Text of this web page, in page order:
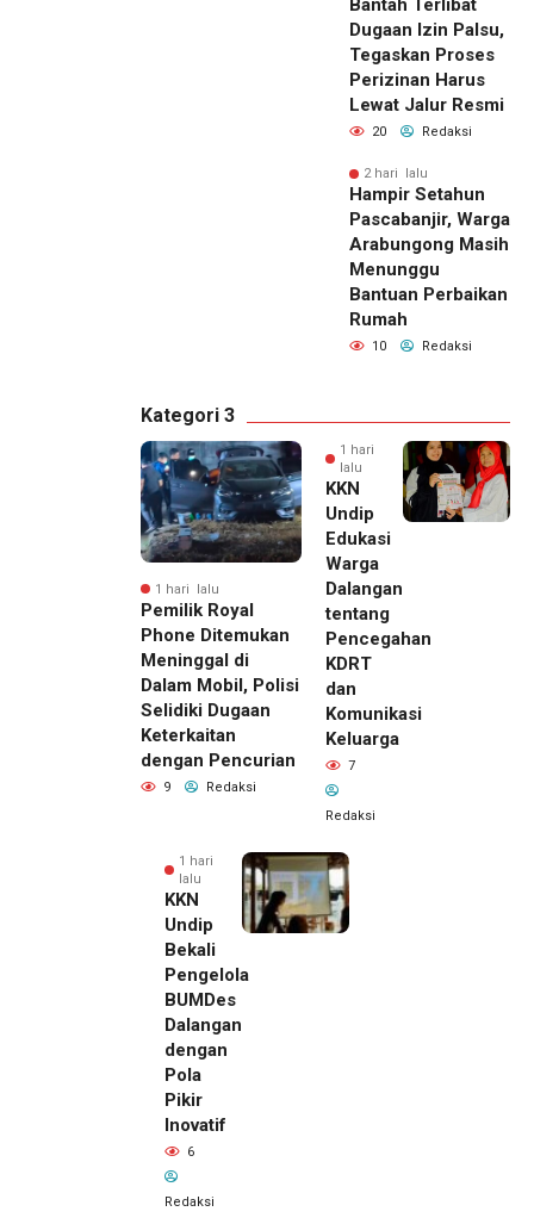
Bantah Terlibat
Dugaan Izin Palsu,
Tegaskan Proses
Perizinan Harus
Lewat Jalur Resmi
20 Redaksi
2 hari lalu
Hampir Setahun
Pascabanjir, Warga
Arabungong Masih
Menunggu
Bantuan Perbaikan
Rumah
10 Redaksi
Kategori 3
1 hari lalu
Pemilik Royal
Phone Ditemukan
Meninggal di
Dalam Mobil, Polisi
Selidiki Dugaan
Keterkaitan
dengan Pencurian
9 Redaksi
1 hari
lalu
KKN
Undip
Edukasi
Warga
Dalangan
tentang
Pencegahan
KDRT
dan
Komunikasi
Keluarga
7
Redaksi
1 hari
lalu
KKN
Undip
Bekali
Pengelola
BUMDes
Dalangan
dengan
Pola
Pikir
Inovatif
6
Redaksi
Pemilik
Royal
Phone